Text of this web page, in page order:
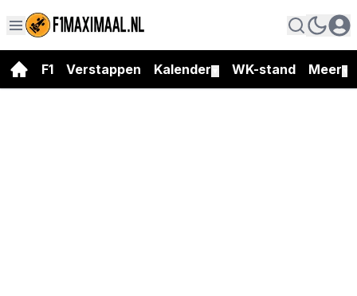
F1 Verstappen Kalender WK-stand Meer